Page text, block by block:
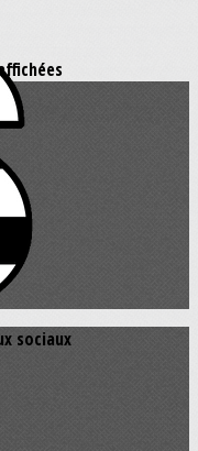
sociaux